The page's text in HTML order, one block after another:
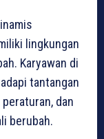
lingkungan
Karyawan di
tantangan
dan
berubah.